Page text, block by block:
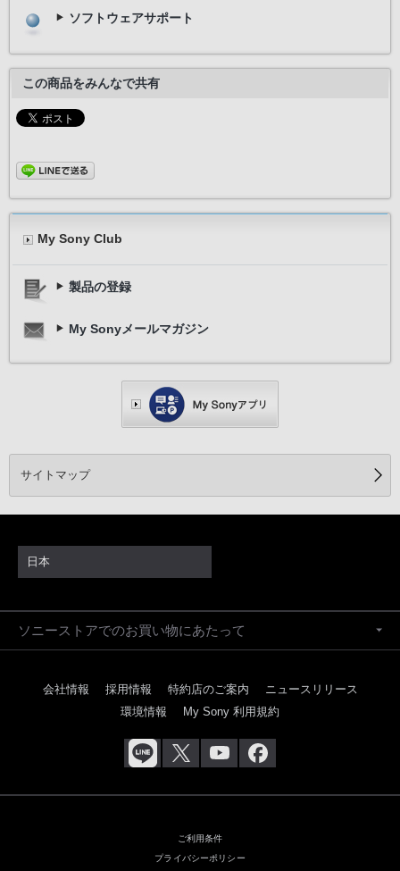
ソフトウェアサポート
この商品をみんなで共有
My Sony Club
製品の登録
My Sonyメールマガジン
サイトマップ
日本
ソニーストアでのお買い物にあたって
会社情報 採用情報 特約店のご案内
ニュースリリース
環境情報
My Sony 利用規約
ご利用条件
プライバシーポリシー